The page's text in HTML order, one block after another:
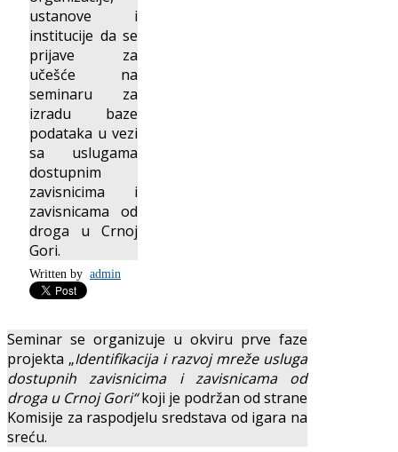
ustanove i
institucije da se
prijave za
učešće na
seminaru za
izradu baze
podataka u vezi
sa uslugama
dostupnim
zavisnicima i
zavisnicama od
droga u Crnoj
Gori.
Written by admin
Seminar se organizuje u okviru prve faze
projekta „Identifikacija i razvoj mreže usluga
dostupnih zavisnicima i zavisnicama od
droga u Crnoj Gori“koji je podržan od strane
Komisije za raspodjelu sredstava od igara na
sreću.